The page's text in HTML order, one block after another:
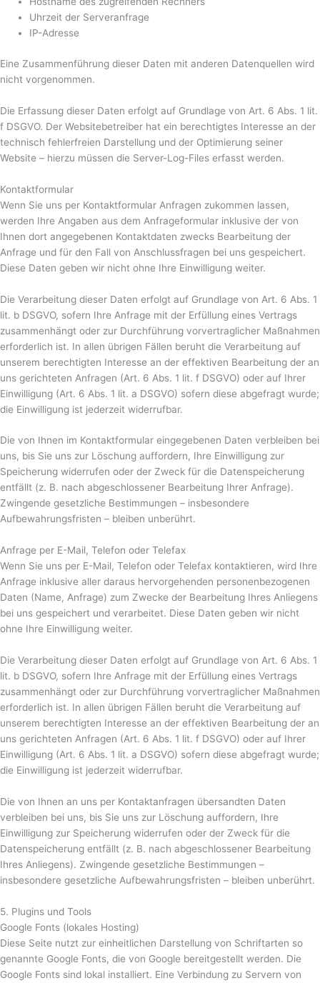
Uhrzeit der Serveranfrage
IP-Adresse
Eine Zusammenführung dieser Daten mit anderen Datenquellen wird
nicht vorgenommen.
Die Erfassung dieser Daten erfolgt auf Grundlage von Art. 6 Abs. 1 lit.
f DSGVO. Der Websitebetreiber hat ein berechtigtes Interesse an der
technisch fehlerfreien Darstellung und der Optimierung seiner
Website – hierzu müssen die Server-Log-Files erfasst werden.
Kontaktformular
Wenn Sie uns per Kontaktformular Anfragen zukommen lassen,
werden Ihre Angaben aus dem Anfrageformular inklusive der von
Ihnen dort angegebenen Kontaktdaten zwecks Bearbeitung der
Anfrage und für den Fall von Anschlussfragen bei uns gespeichert.
Diese Daten geben wir nicht ohne Ihre Einwilligung weiter.
Die Verarbeitung dieser Daten erfolgt auf Grundlage von Art. 6 Abs. 1
lit. b DSGVO, sofern Ihre Anfrage mit der Erfüllung eines Vertrags
zusammenhängt oder zur Durchführung vorvertraglicher Maßnahmen
erforderlich ist. In allen übrigen Fällen beruht die Verarbeitung auf
unserem berechtigten Interesse an der effektiven Bearbeitung der an
uns gerichteten Anfragen (Art. 6 Abs. 1 lit. f DSGVO) oder auf Ihrer
Einwilligung (Art. 6 Abs. 1 lit. a DSGVO) sofern diese abgefragt wurde;
die Einwilligung ist jederzeit widerrufbar.
Die von Ihnen im Kontaktformular eingegebenen Daten verbleiben bei
uns, bis Sie uns zur Löschung auffordern, Ihre Einwilligung zur
Speicherung widerrufen oder der Zweck für die Datenspeicherung
entfällt (z. B. nach abgeschlossener Bearbeitung Ihrer Anfrage).
Zwingende gesetzliche Bestimmungen – insbesondere
Aufbewahrungsfristen – bleiben unberührt.
Anfrage per E-Mail, Telefon oder Telefax
Wenn Sie uns per E-Mail, Telefon oder Telefax kontaktieren, wird Ihre
Anfrage inklusive aller daraus hervorgehenden personenbezogenen
Daten (Name, Anfrage) zum Zwecke der Bearbeitung Ihres Anliegens
bei uns gespeichert und verarbeitet. Diese Daten geben wir nicht
ohne Ihre Einwilligung weiter.
Die Verarbeitung dieser Daten erfolgt auf Grundlage von Art. 6 Abs. 1
lit. b DSGVO, sofern Ihre Anfrage mit der Erfüllung eines Vertrags
zusammenhängt oder zur Durchführung vorvertraglicher Maßnahmen
erforderlich ist. In allen übrigen Fällen beruht die Verarbeitung auf
unserem berechtigten Interesse an der effektiven Bearbeitung der an
uns gerichteten Anfragen (Art. 6 Abs. 1 lit. f DSGVO) oder auf Ihrer
Einwilligung (Art. 6 Abs. 1 lit. a DSGVO) sofern diese abgefragt wurde;
die Einwilligung ist jederzeit widerrufbar.
Die von Ihnen an uns per Kontaktanfragen übersandten Daten
verbleiben bei uns, bis Sie uns zur Löschung auffordern, Ihre
Einwilligung zur Speicherung widerrufen oder der Zweck für die
Datenspeicherung entfällt (z. B. nach abgeschlossener Bearbeitung
Ihres Anliegens). Zwingende gesetzliche Bestimmungen –
insbesondere gesetzliche Aufbewahrungsfristen – bleiben unberührt.
5. Plugins und Tools
Google Fonts (lokales Hosting)
Diese Seite nutzt zur einheitlichen Darstellung von Schriftarten so
genannte Google Fonts, die von Google bereitgestellt werden. Die
Google Fonts sind lokal installiert. Eine Verbindung zu Servern von